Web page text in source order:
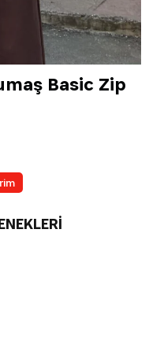
Basic Zip